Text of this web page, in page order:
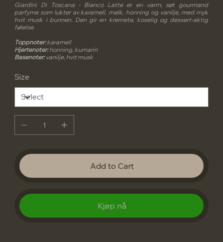
Giardini Di Toscana - Bianco Latte er en varm, søt gourmand
parfyme som lukter av karamell, melk, honning og vanilje, med myk
hvit musk i bunnen. Den gir en kremete, koselig og dessert-aktig
følelse.
Toppnoter:karamell
Hjertenoter:honning, kumarin
Basenoter:vanilje, hvit musk
Size
Add to Cart
Kjøp nå